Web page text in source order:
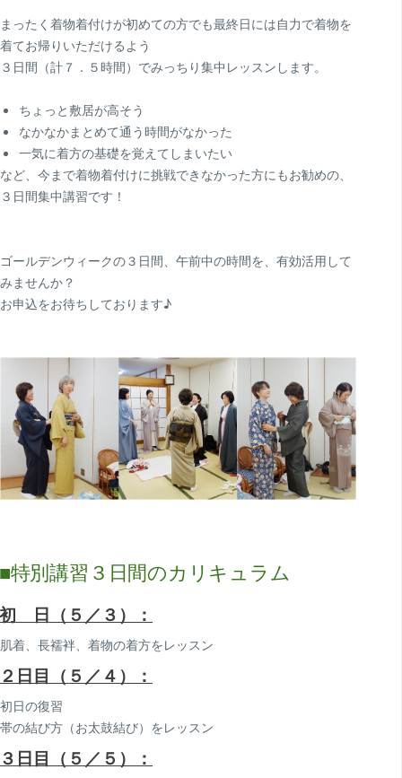
まったく着物着付けが初めての方でも最終日には自力で着物を
着てお帰りいただけるよう
３日間（計７．５時間）でみっちり集中レッスンします。
ちょっと敷居が高そう
なかなかまとめて通う時間がなかった
一気に着方の基礎を覚えてしまいたい
など、今まで着物着付けに挑戦できなかった方にもお勧めの、
３日間集中講習です！
ゴールデンウィークの３日間、午前中の時間を、有効活用して
みませんか？
お申込をお待ちしております♪
特別講習３日間のカリキュラム
初 日（５／３）：
肌着、長襦袢、着物の着方をレッスン
２日目（５／４）：
初日の復習
帯の結び方（お太鼓結び）をレッスン
３日目（５／５）：